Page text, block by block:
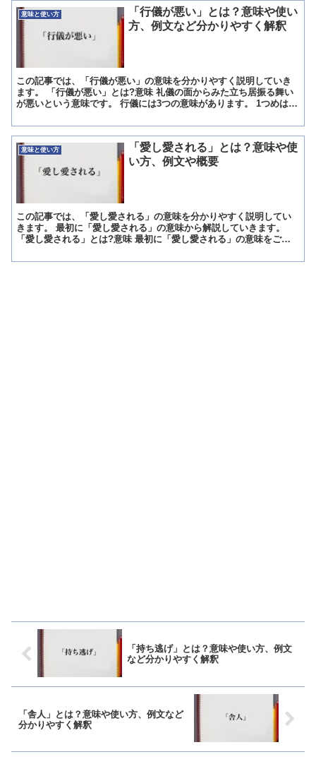
意味と使い方
「行儀が悪い」とは？意味や使い
方、例文など分かりやすく解釈
この記事では、「行儀が悪い」の意味を分かりやすく説明していき
ます。 「行儀が悪い」とは?意味 礼儀の面からみた立ち居振る舞い
が悪いという意味です。 行儀には3つの意味があります。 1つめは、
意味と使い方
「愛し愛される」とは？意味や使
い方、例文や概要
この記事では、「愛し愛される」の意味を分かりやすく説明してい
きます。 最初に「愛し愛される」の意味から解説していきます。
「愛し愛される」とは?意味 最初に「愛し愛される」の意味をご説
「持ち逃げ」とは？意味や使い方、例文
など分かりやすく解釈
「舎人」とは？意味や使い方、例文など
分かりやすく解釈